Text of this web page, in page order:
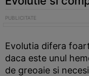
Evolutia difera
daca este unul
de greoaie si